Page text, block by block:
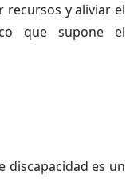
recursos y aliviar el
que supone el
discapacidad es un